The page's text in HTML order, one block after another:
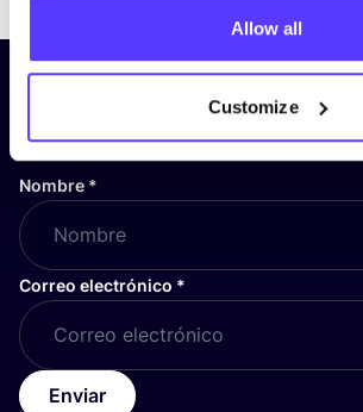
Allow all
Customize
¡Suscríbete a nuestro
y mantente informado!
Nombre *
Correo electrónico *
Enviar